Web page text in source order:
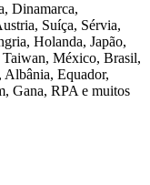
Dinamarca,
Suíça, Sérvia,
Holanda, Japão,
México, Brasil,
Equador,
Gana, RPA e muitos